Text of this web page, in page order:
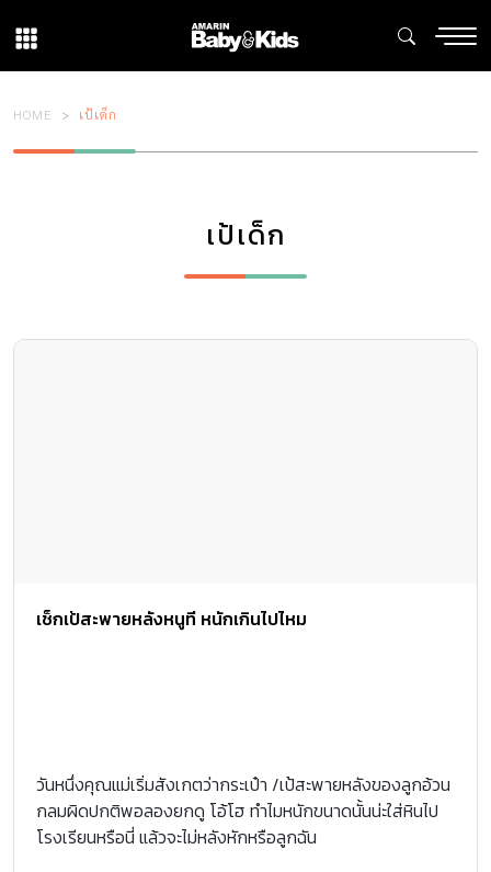
HOME เป้เด็ก
เป้เด็ก
เช็กเป้สะพายหลังหนูที หนักเกินไปไหม
วันหนึ่งคุณแม่เริ่มสังเกตว่ากระเป๋า /เป้สะพายหลังของลูกอ้วน
กลมผิดปกติพอลองยกดู โอ้โฮ ทำไมหนักขนาดนั้นน่ะใส่หินไป
โรงเรียนหรือนี่ แล้วจะไม่หลังหักหรือลูกฉัน